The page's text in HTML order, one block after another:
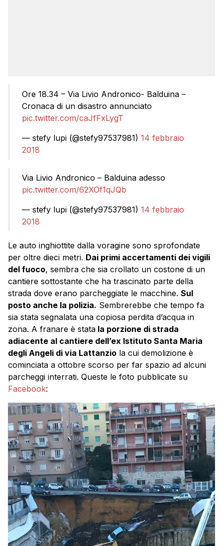
Ore 18.34 – Via Livio Andronico- Balduina –
Cronaca di un disastro annunciato
pic.twitter.com/caJfFxLygT
— stefy lupi (@stefy97537981) 14 febbraio
2018
Via Livio Andronico – Balduina adesso
pic.twitter.com/62XOf1qJQb
— stefy lupi (@stefy97537981) 14 febbraio
2018
Le auto inghiottite dalla voragine sono sprofondate
per oltre dieci metri. Dai primi accertamenti dei vigili
del fuoco, sembra che sia crollato un costone di un
cantiere sottostante che ha trascinato parte della
strada dove erano parcheggiate le macchine. Sul
posto anche la polizia. Sembrerebbe che tempo fa
sia stata segnalata una copiosa perdita d’acqua in
zona. A franare è stata la porzione di strada
adiacente al cantiere dell’ex Istituto Santa Maria
degli Angeli di via Lattanzio la cui demolizione è
cominciata a ottobre scorso per far spazio ad alcuni
parcheggi interrati. Queste le foto pubblicate su
Facebook: